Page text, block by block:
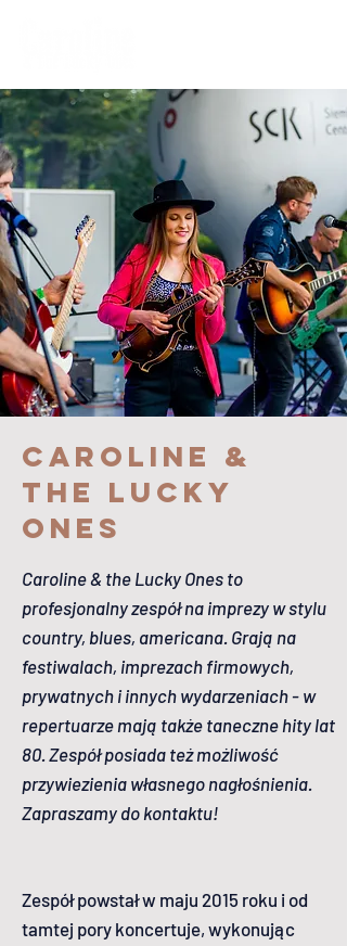
Caroline &
the Lucky
Ones
Caroline & the Lucky Ones to
profesjonalny zespół na imprezy w stylu
country, blues, americana. Grają na
festiwalach, imprezach firmowych,
prywatnych i innych wydarzeniach - w
repertuarze mają także taneczne hity lat
80.Zespół posiada też możliwość
przywiezienia własnego nagłośnienia.
Zapraszamy do kontaktu!
Zespół powstał w maju 2015 roku i od
tamtej pory koncertuje, wykonując